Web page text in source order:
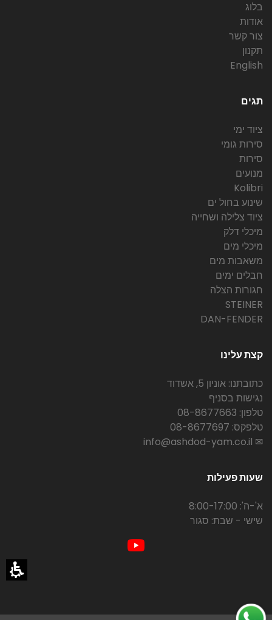
בלוג
אודות
צור קשר
תקנון
English
תגים
ציוד ימי
סירות גומי
סירות
מנועים
Kolibri
שינוע בחול ים
ציוד צלילה ושחייה
מיכלי דלק
מיכלי מים
משאבות מים
חבלים ימים
חגורות הצלה
STEINER
DAN-FENDER
קצת עלינו
כתובתנו: אוניון 5, אשדוד
נגישות בסניף
טלפון: 08-8677663
טלפקס: 08-8677697
✉ info@ashdod-yam.co.il
שעות פעילות
א'-ה': 8:00-17:00
שישי - שבת: סגור